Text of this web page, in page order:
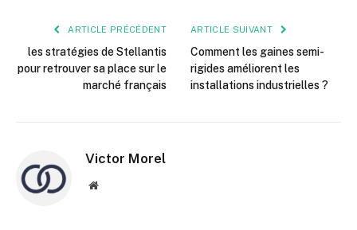
ARTICLE PRÉCÉDENT
les stratégies de Stellantis
pour retrouver sa place sur le
marché français
ARTICLE SUIVANT
Comment les gaines semi-
rigides améliorent les
installations industrielles ?
Victor Morel
Site